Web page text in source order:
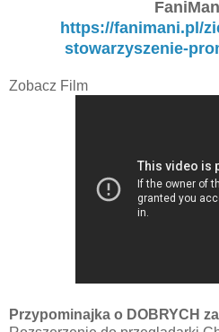
https://fanimani.pl/
stowarzyszenie-
Zobacz Film
Przypominajka o DOBRYCH